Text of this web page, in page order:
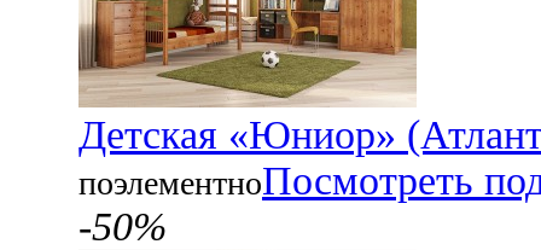
Детская «Юниор»
поэлементноПосмотреть
-50%